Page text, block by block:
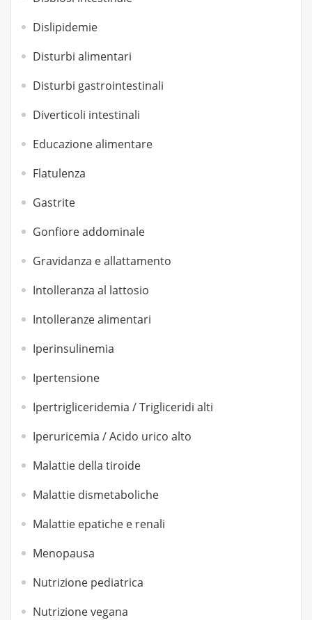
Dislipidemie
Disturbi alimentari
Disturbi gastrointestinali
Diverticoli intestinali
Educazione alimentare
Flatulenza
Gastrite
Gonfiore addominale
Gravidanza e allattamento
Intolleranza al lattosio
Intolleranze alimentari
Iperinsulinemia
Ipertensione
Ipertrigliceridemia / Trigliceridi alti
Iperuricemia / Acido urico alto
Malattie della tiroide
Malattie dismetaboliche
Malattie epatiche e renali
Menopausa
Nutrizione pediatrica
Nutrizione vegana